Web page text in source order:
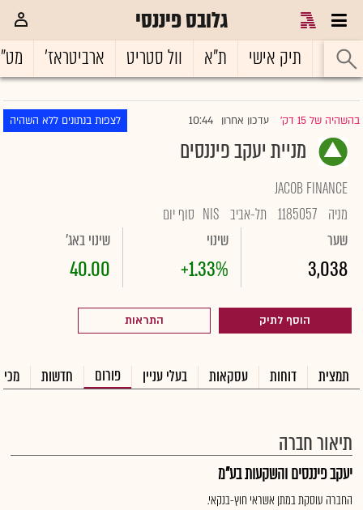
גלובס פיננסי
ראשי תיק אישי ת"א וול סטריט ארביטראז'
בהשהיה של 15 דק' |עדכון אחרון 10:44 לצפות בנתונים ללא השהיה
מניית יעקב פיננסים
JACOB FINANCE
מניה 1185057 תל-אביב NIS סוף יום
שער
3,038
שינוי
+1.33%
שינוי באג'
40.00
הוסף לתיק התראות
תמצית דוחות עסקאות בעלי עניין פורום חדשות
תיאור חברה
יעקב פיננסים והשקעות בע"מ
החברה עוסקת במתן אשראי חוץ-בנקאי.